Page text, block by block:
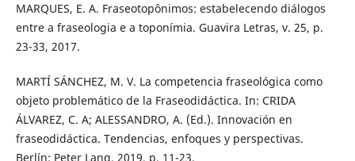
MARQUES, E. A. Fraseotopônimos: estabelecendo diálogos
entre a fraseologia e a toponímia. Guavira Letras, v. 25, p.
23-33, 2017.
MARTÍ SÁNCHEZ, M. V. La competencia fraseológica como
objeto problemático de la Fraseodidáctica. In: CRIDA
ÁLVAREZ, C. A; ALESSANDRO, A. (Ed.). Innovación en
fraseodidáctica. Tendencias, enfoques y perspectivas.
Berlín: Peter Lang, 2019, p. 11-23.